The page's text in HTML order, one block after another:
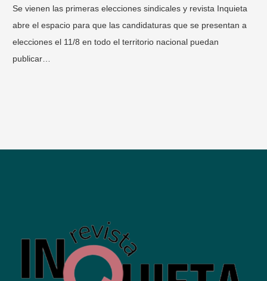
Se vienen las primeras elecciones sindicales y revista Inquieta
abre el espacio para que las candidaturas que se presentan a
elecciones el 11/8 en todo el territorio nacional puedan
publicar…